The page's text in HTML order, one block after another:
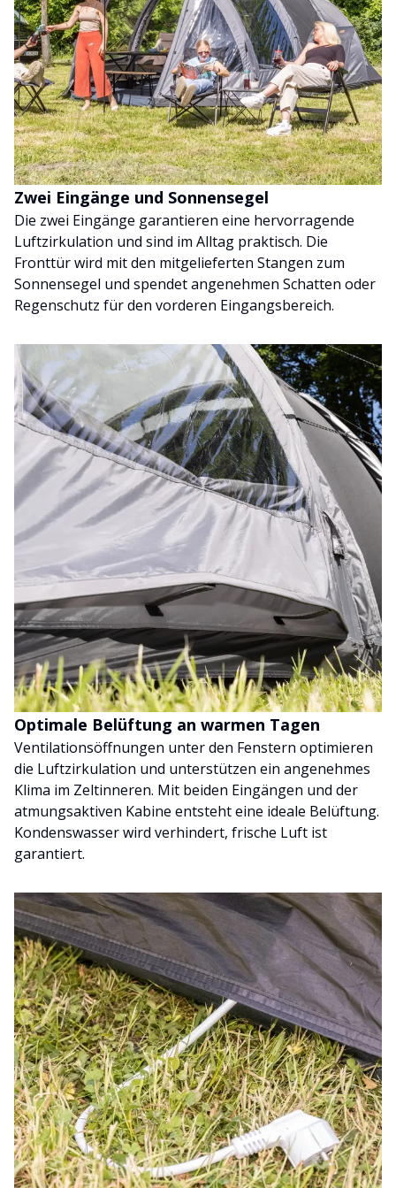
Zwei Eingänge und Sonnensegel
Die zwei Eingänge garantieren eine hervorragende
Luftzirkulation und sind im Alltag praktisch. Die
Fronttür wird mit den mitgelieferten Stangen zum
Sonnensegel und spendet angenehmen Schatten oder
Regenschutz für den vorderen Eingangsbereich.
Optimale Belüftung an warmen Tagen
Ventilationsöffnungen unter den Fenstern optimieren
die Luftzirkulation und unterstützen ein angenehmes
Klima im Zeltinneren. Mit beiden Eingängen und der
atmungsaktiven Kabine entsteht eine ideale Belüftung.
Kondenswasser wird verhindert, frische Luft ist
garantiert.